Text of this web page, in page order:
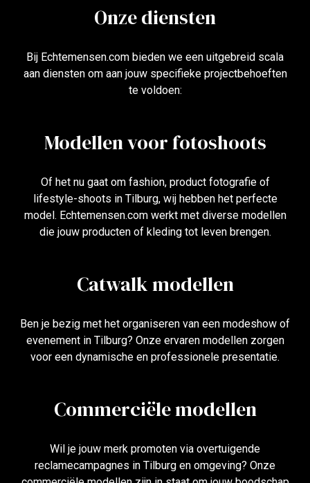
Onze diensten
Bij Echtemensen.com bieden we een uitgebreid scala
aan diensten om aan jouw specifieke projectbehoeften
te voldoen:
Modellen voor fotoshoots
Of het nu gaat om fashion, product fotografie of
lifestyle-shoots in Tilburg, wij hebben het perfecte
model. Echtemensen.com werkt met diverse modellen
die jouw producten of kleding tot leven brengen.
Catwalk modellen
Ben je bezig met het organiseren van een modeshow of
evenement in Tilburg? Onze ervaren modellen zorgen
voor een dynamische en professionele presentatie.
Commerciële modellen
Wil je jouw merk promoten via overtuigende
reclamecampagnes in Tilburg en omgeving? Onze